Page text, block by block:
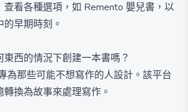
查看各種選項，如 Remento 嬰兒書，以
早期時刻。
西的情況下創建一本書嗎？
為那些可能不想寫作的人設計。該平台
換為故事來處理寫作。